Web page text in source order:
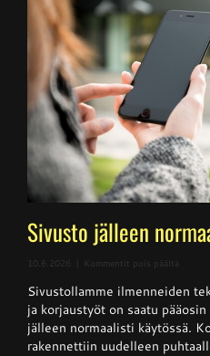
Sivusto jälleen
10.6.2026 Kommentit pois päältä
jälleen
Sivustollamme ilmenneiden
ja korjaustyöt on saatu
jälleen normaalisti käytössä.
rakennettiin uudelleen